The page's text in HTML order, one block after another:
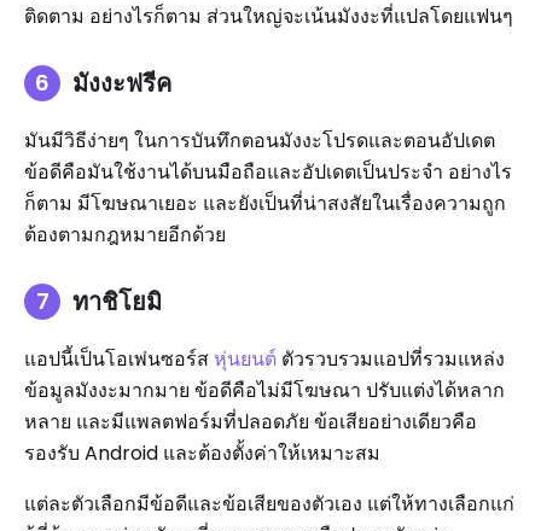
ติดตาม อย่างไรก็ตาม ส่วนใหญ่จะเน้นมังงะที่แปลโดยแฟนๆ
มังงะฟรีค
มันมีวิธีง่ายๆ ในการบันทึกตอนมังงะโปรดและตอนอัปเดต
ข้อดีคือมันใช้งานได้บนมือถือและอัปเดตเป็นประจำ อย่างไร
ก็ตาม มีโฆษณาเยอะ และยังเป็นที่น่าสงสัยในเรื่องความถูก
ต้องตามกฎหมายอีกด้วย
ทาชิโยมิ
แอปนี้เป็นโอเพ่นซอร์ส หุ่นยนต์ ตัวรวบรวมแอปที่รวมแหล่ง
ข้อมูลมังงะมากมาย ข้อดีคือไม่มีโฆษณา ปรับแต่งได้หลาก
หลาย และมีแพลตฟอร์มที่ปลอดภัย ข้อเสียอย่างเดียวคือ
รองรับ Android และต้องตั้งค่าให้เหมาะสม
แต่ละตัวเลือกมีข้อดีและข้อเสียของตัวเอง แต่ให้ทางเลือกแก่